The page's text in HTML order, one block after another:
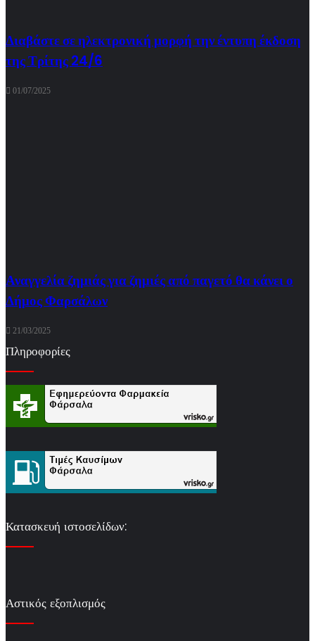
Διαβάστε σε ηλεκτρονική μορφή την έντυπη έκδοση
της Τρίτης 24/6
01/07/2025
Αναγγελία ζημιάς για ζημιές από παγετό θα κάνει ο
Δήμος Φαρσάλων
21/03/2025
Πληροφορίες
Κατασκευή ιστοσελίδων:
Αστικός εξοπλισμός